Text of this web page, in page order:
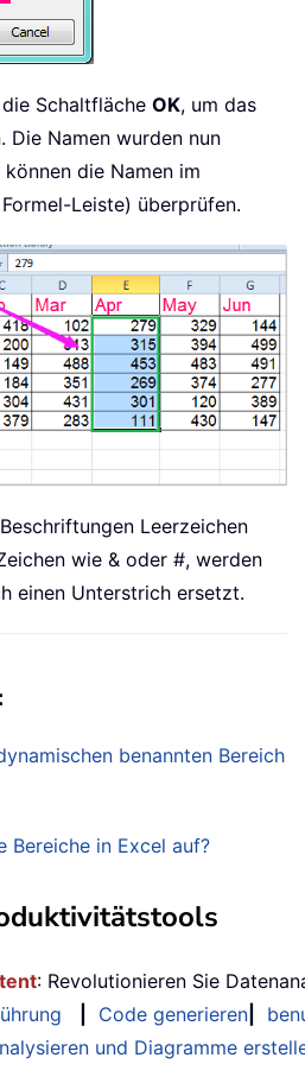
Schaltfläche OK, um das
Die Namen wurden nun
die Namen im
Leiste) überprüfen.
Leerzeichen
wie & oder #, werden
einen Unterstrich ersetzt.
benannten Bereich
Bereiche in Excel auf?
: Revolutionieren Sie
Code generieren
und Diagramme